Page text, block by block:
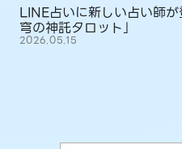
LINE占いに新しい占い師
穹の神託タロット」
2026.05.15